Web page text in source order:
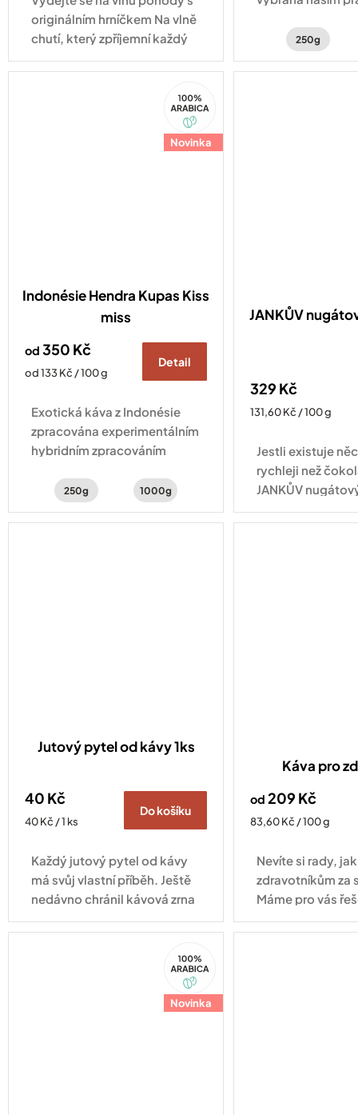
originálním hrníčkem Na vlně
chutí, který zpříjemní každý
okamžik s vaším oblíbeným
nápojem.
250g
Novinka
Arabica
Indonésie Hendra Kupas Kiss
miss
od 350 Kč
Měrná
od 133 Kč / 100 g
Detail
Exotická káva z Indonésie
zpracována experimentálním
hybridním zpracováním
kávy s chutí šťavnatého kiwi,
250g 1000g
JANKŮV
329 Kč
Měrná
131,60 Kč / 100 g
Jestli existuje
rychleji než
JANKŮV
skleničce na vás
tříbarevný
Jutový pytel od kávy 1ks
40 Kč
Měrná
40 Kč / 1 ks
Do košíku
Každý jutový pytel od kávy
má svůj vlastní příběh. Ještě
nedávno chránil kávová zrna
při jejich cestě z plantáže do
pražírny, dnes může najít
Káva pro
od 209 Kč
Měrná
83,60 Kč / 100 g
Nevíte si rady,
zdravotníkům za
Máme pro vás
Novinka
Arabica